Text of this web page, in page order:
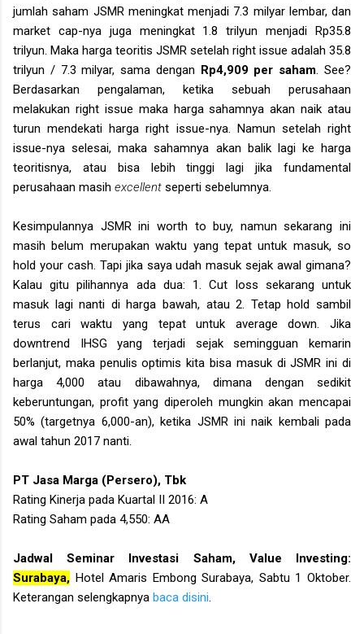
jumlah saham JSMR meningkat menjadi 7.3 milyar lembar, dan
market cap-nya juga meningkat 1.8 trilyun menjadi Rp35.8
trilyun. Maka harga teoritis JSMR setelah right issue adalah 35.8
trilyun / 7.3 milyar, sama dengan Rp4,909 per saham . See?
Berdasarkan pengalaman, ketika sebuah perusahaan
melakukan right issue maka harga sahamnya akan naik atau
turun mendekati harga right issue-nya. Namun setelah right
issue-nya selesai, maka sahamnya akan balik lagi ke harga
teoritisnya, atau bisa lebih tinggi lagi jika fundamental
perusahaan masih excellent seperti sebelumnya.
Kesimpulannya JSMR ini worth to buy, namun sekarang ini
masih belum merupakan waktu yang tepat untuk masuk, so
hold your cash. Tapi jika saya udah masuk sejak awal gimana?
Kalau gitu pilihannya ada dua: 1. Cut loss sekarang untuk
masuk lagi nanti di harga bawah, atau 2. Tetap hold sambil
terus cari waktu yang tepat untuk average down. Jika
downtrend IHSG yang terjadi sejak semingguan kemarin
berlanjut, maka penulis optimis kita bisa masuk di JSMR ini di
harga 4,000 atau dibawahnya, dimana dengan sedikit
keberuntungan, profit yang diperoleh mungkin akan mencapai
50% (targetnya 6,000-an), ketika JSMR ini naik kembali pada
awal tahun 2017 nanti.
PT Jasa Marga (Persero), Tbk
Rating Kinerja pada Kuartal II 2016: A
Rating Saham pada 4,550: AA
Jadwal Seminar Investasi Saham, Value Investing:
Surabaya, Hotel Amaris Embong Surabaya, Sabtu 1 Oktober.
Keterangan selengkapnya baca disini